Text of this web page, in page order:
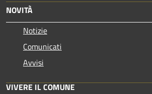
NOVITÀ
Notizie
Comunicati
Avvisi
VIVERE IL COMUNE